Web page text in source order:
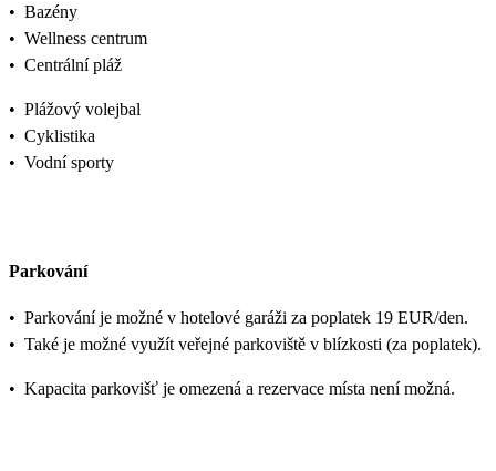
• Bazény
• Wellness centrum
• Centrální pláž
• Plážový volejbal
• Cyklistika
• Vodní sporty
Parkování
• Parkování je možné v hotelové garáži za poplatek 19 EUR/den.
• Také je možné využít veřejné parkoviště v blízkosti (za poplatek).
• Kapacita parkovišť je omezená a rezervace místa není možná.